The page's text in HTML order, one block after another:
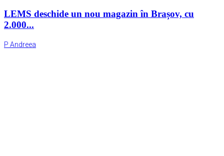
LEMS deschide un nou magazin în Brașov, cu
2.000...
P Andreea